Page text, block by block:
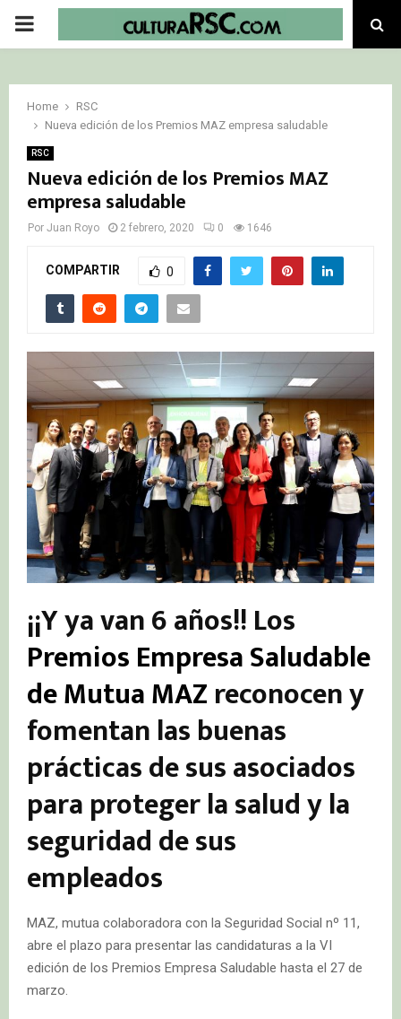
PRIMARY
Home
RSC
Nueva edición de los Premios MAZ empresa saludable
RSC
Nueva edición de los Premios MAZ
empresa saludable
Por Juan Royo 2 febrero, 2020 0 1646
COMPARTIR 0
¡¡Y ya van 6 años!! Los
Premios Empresa Saludable
de Mutua MAZreconocen y
fomentan las buenas
prácticas de sus asociados
para proteger la salud y la
seguridad de sus
empleados
MAZ, mutua colaboradora con la Seguridad Social nº 11,
abre el plazo para presentar las candidaturas a la VI
edición de los Premios Empresa Saludable hasta el 27 de
marzo.